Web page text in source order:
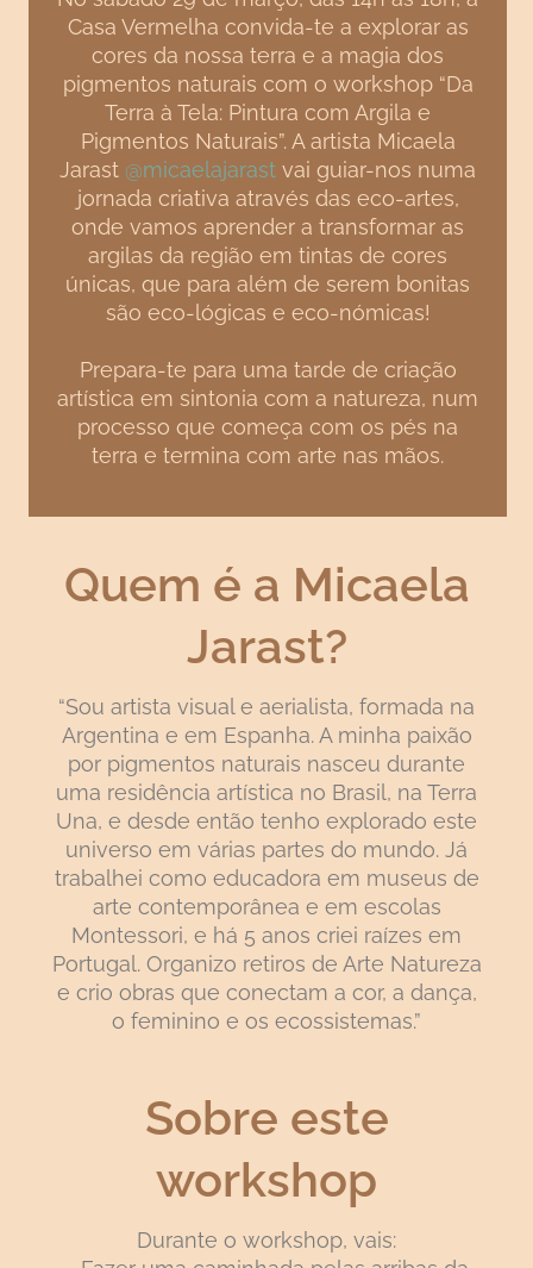
Casa Vermelha convida-te a explorar as
cores da nossa terra e a magia dos
pigmentos naturais com o workshop “Da
Terra à Tela: Pintura com Argila e
Pigmentos Naturais”. A artista Micaela
Jarast @micaelajarast vai guiar-nos numa
jornada criativa através das eco-artes,
onde vamos aprender a transformar as
argilas da região em tintas de cores
únicas, que para além de serem bonitas
são eco-lógicas e eco-nómicas!
Prepara-te para uma tarde de criação
artística em sintonia com a natureza, num
processo que começa com os pés na
terra e termina com arte nas mãos.
Quem é a Micaela
Jarast?
“Sou artista visual e aerialista, formada na
Argentina e em Espanha. A minha paixão
por pigmentos naturais nasceu durante
uma residência artística no Brasil, na Terra
Una, e desde então tenho explorado este
universo em várias partes do mundo. Já
trabalhei como educadora em museus de
arte contemporânea e em escolas
Montessori, e há 5 anos criei raízes em
Portugal. Organizo retiros de Arte Natureza
e crio obras que conectam a cor, a dança,
o feminino e os ecossistemas.”
Sobre este
workshop
Durante o workshop, vais: